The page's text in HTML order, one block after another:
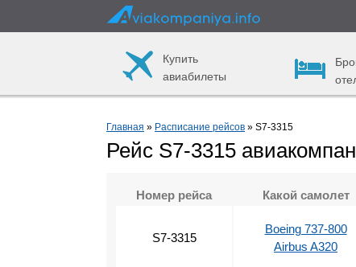
Купить
авиабилеты
Главная » Расписание рейсов » S7-3315
Рейс S7-3315
Номер рейса Какой самолет
S7-3315
Boeing 737-800
Airbus A320